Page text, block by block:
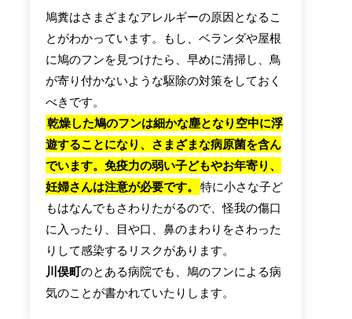
鳩糞はさまざまなアレルギーの原因となるこ
とがわかっています。もし、ベランダや屋根
に鳩のフンを見つけたら、早めに清掃し、鳥
が寄り付かないような駆除の対策をしておく
べきです。
乾燥した鳩のフンは細かな塵となり空中に浮
遊することになり、さまざまな病原菌を含ん
でいます。免疫力の弱い子どもやお年寄り、
妊婦さんは注意が必要です。
特に小さな子ど
もはなんでもさわりたがるので、怪我の傷口
に入ったり、目や口、鼻のまわりをさわった
りして感染するリスクがあります。
川俣町のとある病院でも、鳩のフンによる病
気のことが書かれていたりします。